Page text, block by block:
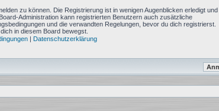
zu können. Die Registrierung ist in wenigen Augenblicken erledigt und
Administration kann registrierten Benutzern auch zusätzliche
und die verwandten Regelungen, bevor du dich registrierst.
in diesem Board bewegst.
| Datenschutzerklärung